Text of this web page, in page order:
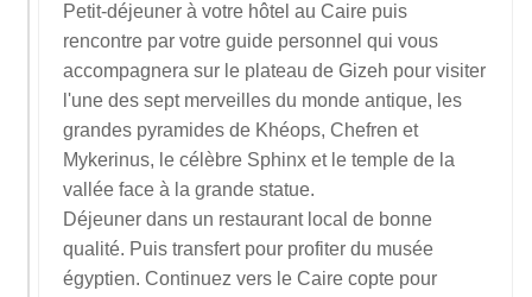
Petit-déjeuner à votre hôtel au Caire puis
rencontre par votre guide personnel qui vous
accompagnera sur le plateau de Gizeh pour visiter
l'une des sept merveilles du monde antique, les
grandes pyramides de Khéops, Chefren et
Mykerinus, le célèbre Sphinx et le temple de la
vallée face à la grande statue.
Déjeuner dans un restaurant local de bonne
qualité. Puis transfert pour profiter du musée
égyptien. Continuez vers le Caire copte pour